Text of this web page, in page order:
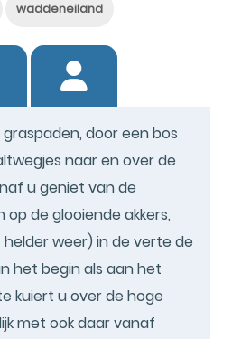
waddeneiland
door een bos
naar en over de
u geniet van de
de glooiende akkers,
weer) in de verte de
het begin als aan het
kuiert u over de hoge
met ook daar vanaf